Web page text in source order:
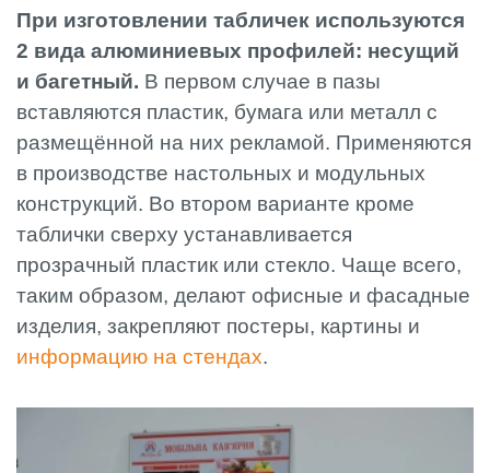
При изготовлении табличек используются
2 вида алюминиевых профилей: несущий
и багетный. В первом случае в пазы
вставляются пластик, бумага или металл с
размещённой на них рекламой. Применяются
в производстве настольных и модульных
конструкций. Во втором варианте кроме
таблички сверху устанавливается
прозрачный пластик или стекло. Чаще всего,
таким образом, делают офисные и фасадные
изделия, закрепляют постеры, картины и
информацию на стендах.